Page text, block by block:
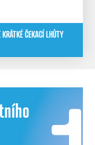
ČEKACÍ LHŮTY